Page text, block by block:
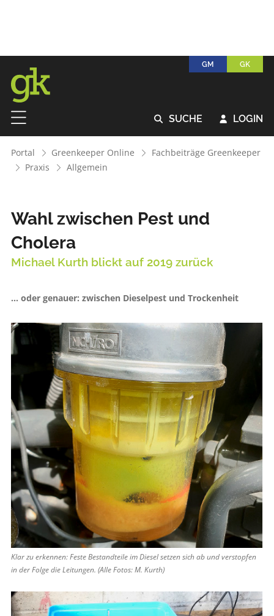
GM GK
 SUCHE  LOGIN
Portal Greenkeeper Online
Fachbeiträge Greenkeeper
Praxis
Allgemein
Wahl zwischen Pest und
Cholera
Michael Kurth blickt auf 2019 zurück
... oder genauer: zwischen Dieselpest und Trockenheit
Klar zu erkennen: Feste Bestandteile im ­Diesel setzen sich ab und verstopfen
in der Folge die Leitungen. (Alle Fotos: M. Kurth)